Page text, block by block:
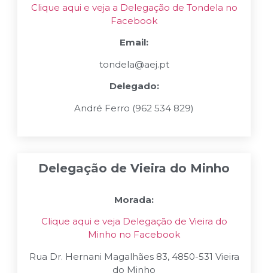
Clique aqui e veja a Delegação de Tondela no
Facebook
Email:
tondela@aej.pt
Delegado:
André Ferro (962 534 829)
Delegação de Vieira do Minho
Morada:
Clique aqui e veja Delegação de Vieira do
Minho no Facebook
Rua Dr. Hernani Magalhães 83, 4850-531 Vieira
do Minho